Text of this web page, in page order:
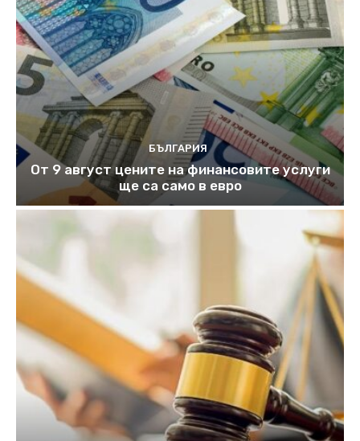
БЪЛГАРИЯ
От 9 август цените на финансовите услуги
ще са само в евро